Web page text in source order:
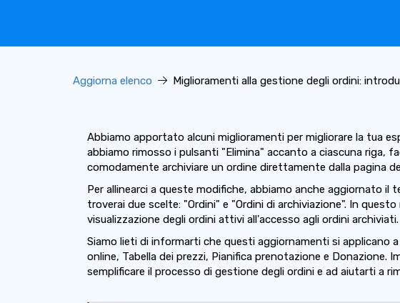
Aggiorna elenco Miglioramenti alla gestione degli ordini:
Abbiamo apportato alcuni miglioramenti per migliorare la tua
abbiamo rimosso i pulsanti "Elimina" accanto a ciascuna riga,
comodamente archiviare un ordine direttamente dalla pagina
Per allinearci a queste modifiche, abbiamo anche aggiornato il
troverai due scelte: "Ordini" e "Ordini di archiviazione". In
visualizzazione degli ordini attivi all'accesso agli ordini archiviati.
Siamo lieti di informarti che questi aggiornamenti si applicano
online, Tabella dei prezzi, Pianifica prenotazione e Donazione.
semplificare il processo di gestione degli ordini e ad aiutarti a